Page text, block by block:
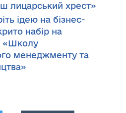
лицарський хрест»
ідею на бізнес-
набір на
«Школу
менеджменту та